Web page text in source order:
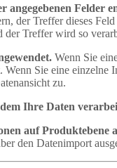
angegebenen Felder
der Treffer dieses
Treffer wird so
Wenn Sie
Sie eine einzelne
zu.
Ihre Daten
auf Produktebene
den Datenimport